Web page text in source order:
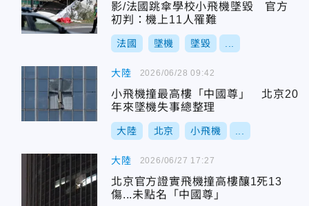
影/法國跳傘學校小飛機墜毀 官方
初判：機上11人罹難
法國 墜機 墜毀
大陸
小飛機撞最高樓「中國尊」 北京20
年來墜機失事總整理
大陸 北京 小飛機
2026/06/28 09:42
大陸
北京官方證實飛機撞高樓釀1死13
傷...未點名「中國尊」
2026/06/27 17:27